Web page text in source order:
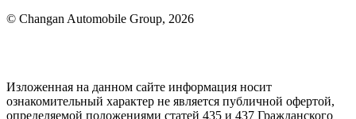
© Changan Automobile Group, 2026
Изложенная на данном сайте информация носит
ознакомительный характер не является публичной офертой,
определяемой положениями статей 435 и 437 Гражданского